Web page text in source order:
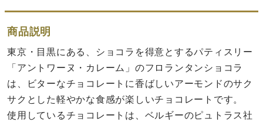
商品説明
東京・目黒にある、ショコラを得意とするパティスリー
「アントワーヌ・カレーム」のフロランタンショコラ
は、ビターなチョコレートに香ばしいアーモンドのサク
サクとした軽やかな食感が楽しいチョコレートです。
使用しているチョコレートは、ベルギーのピュトラス社